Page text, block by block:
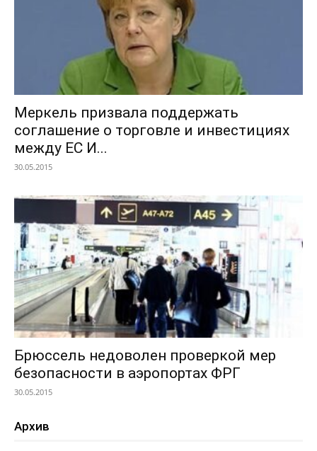
Меркель призвала поддержать
соглашение о торговле и инвестициях
между ЕС И...
30.05.2015
Брюссель недоволен проверкой мер
безопасности в аэропортах ФРГ
30.05.2015
Архив